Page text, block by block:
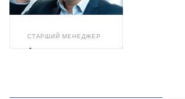
СТАРШИЙ МЕНЕДЖЕР
Александр